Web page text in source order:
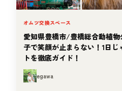
オムツ交換スペース
愛知県豊橋市/豊橋総合動植
子で笑顔が止まらない！1日
トを徹底ガイド！
egawa